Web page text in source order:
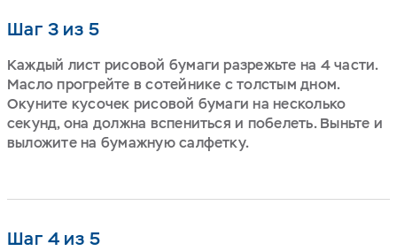
Шаг 3 из 5
Каждый лист рисовой бумаги разрежьте на 4 части.
Масло прогрейте в сотейнике с толстым дном.
Окуните кусочек рисовой бумаги на несколько
секунд, она должна вспениться и побелеть. Выньте и
выложите на бумажную салфетку.
Шаг 4 из 5